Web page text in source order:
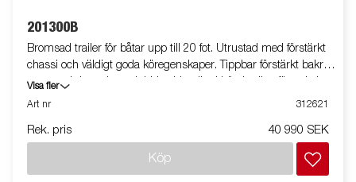
201300B
Bromsad trailer för båtar upp till 20 fot. Utrustad med förstärkt
chassi och väldigt goda köregenskaper. Tippbar förstärkt bakre
vagga och justerbara dubbla sidorullar i hög kvalitet för enkel
anpassning till din båt. Varmgalvaniserat chassi för lång
hjullager förlänger livstiden. Justerbart vinschtorn. Enkel
pålastning. Båttrailern på bilden kan vara extrautrustad.
Visa fler
Art nr
312621
Rek. pris 40 990 SEK
Köp